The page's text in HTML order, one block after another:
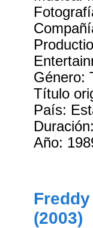
Género:
Título
País:
Año:
(2003)